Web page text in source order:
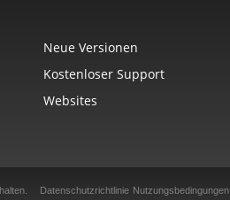
Neue Versionen
Kostenloser Support
Websites
Datenschutzrichtlinie Nutzungsbedingungen